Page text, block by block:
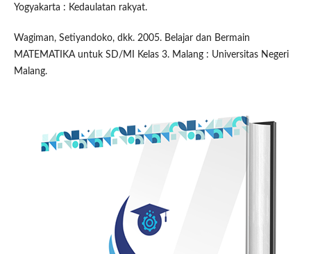
Yogyakarta : Kedaulatan rakyat.
Wagiman, Setiyandoko, dkk. 2005. Belajar dan Bermain
MATEMATIKA untuk SD/MI Kelas 3. Malang : Universitas Negeri
Malang.